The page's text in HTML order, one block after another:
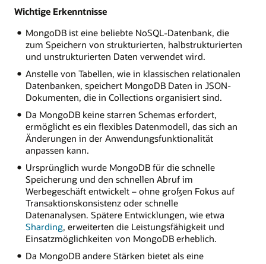
MongoDB.
Der
MongoDB-
Datenbankserver
der
zentrale
Ort,
an
dem
Daten
gespeichert
und
verwaltet
werden.
kann
einzelne
Instanz,
Wichtige Erkenntnisse
MongoDB ist eine beliebte NoSQL-Datenbank, die
zum Speichern von strukturierten, halbstrukturierten
und unstrukturierten Daten verwendet wird.
Anstelle von Tabellen, wie in klassischen relationalen
Datenbanken, speichert MongoDB Daten in JSON-
Dokumenten, die in Collections organisiert sind.
Da MongoDB keine starren Schemas erfordert,
ermöglicht es ein flexibles Datenmodell, das sich an
Änderungen in der Anwendungsfunktionalität
anpassen kann.
Ursprünglich wurde MongoDB für die schnelle
Speicherung und den schnellen Abruf im
Werbegeschäft entwickelt – ohne großen Fokus auf
Transaktionskonsistenz oder schnelle
Datenanalysen. Spätere Entwicklungen, wie etwa
Sharding, erweiterten die Leistungsfähigkeit und
Einsatzmöglichkeiten von MongoDB erheblich.
Da MongoDB andere Stärken bietet als eine